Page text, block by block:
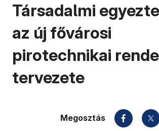
Társadalmi
az új fővárosi
pirotechnikai
tervezete
Megosztás